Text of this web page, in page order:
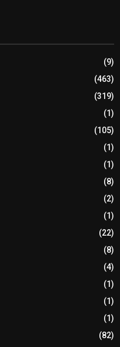
(9)
(463)
(319)
(1)
(105)
(1)
(1)
(8)
(2)
(1)
(22)
(8)
(4)
(1)
(1)
(1)
(82)